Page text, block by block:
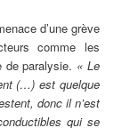
d’une grève
comme les
de paralysie. « Le
(…) est quelque
donc il n’est
qui se